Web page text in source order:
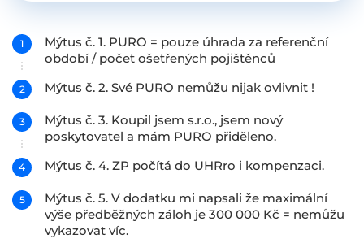
Mýtus č. 1. PURO = pouze úhrada za referenční
období / počet ošetřených pojištěnců
Mýtus č. 2. Své PURO nemůžu nijak ovlivnit !
Mýtus č. 3. Koupil jsem s.r.o., jsem nový
poskytovatel a mám PURO přiděleno.
Mýtus č. 4. ZP počítá do UHRro i kompenzaci.
Mýtus č. 5. V dodatku mi napsali že maximální
výše předběžných záloh je 300 000 Kč = nemůžu
vykazovat víc.